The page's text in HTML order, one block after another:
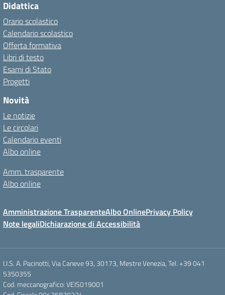
Didattica
Orario scolastico
Calendario scolastico
Offerta formativa
Libri di testo
Esami di Stato
Progetti
Novità
Le notizie
Le circolari
Calendario eventi
Albo online
Amm. trasparente
Albo online
Amministrazione TrasparenteAlbo OnlinePrivacy Policy
Note legaliDichiarazione di Accessibilità
I.I.S. A. Pacinotti, Via Caneve 93, 30173, Mestre Venezia, Tel. +39 041
5350355
Cod. meccanografico: VEIS019001